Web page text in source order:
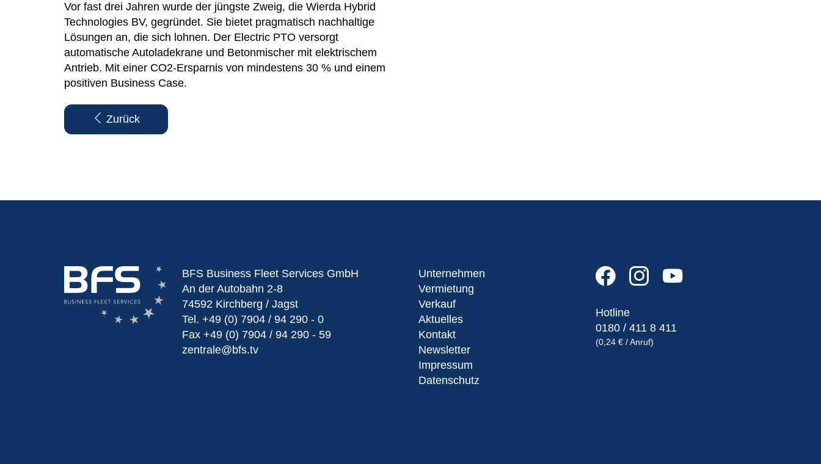
Vor fast drei Jahren wurde der jüngste Zweig, die Wierda Hybrid
Technologies BV, gegründet. Sie bietet pragmatisch nachhaltige
Lösungen an, die sich lohnen. Der Electric PTO versorgt
automatische Autoladekrane und Betonmischer mit elektrischem
Antrieb. Mit einer CO2-Ersparnis von mindestens 30 % und einem
positiven Business Case.
Zurück
BFS Business Fleet Services GmbH
An der Autobahn 2-8
74592 Kirchberg / Jagst
Tel.+49 (0) 7904 / 94 290 - 0
Fax+49 (0) 7904 / 94 290 - 59
zentrale@bfs.tv
Unternehmen
Vermietung
Verkauf
Aktuelles
Kontakt
Newsletter
Impressum
Datenschutz
Hotline
0180 / 411 8 411
(0,24 € / Anruf)